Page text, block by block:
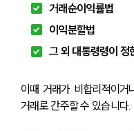
거래순이익률법
이익분할법
그 외 대통령령이 정
이때 거래가 비합리적이
거래로 간주할 수 있습니다.